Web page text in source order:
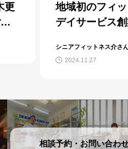
更
地域初のフィ
デイサービス
シニアフィットネス介さ
2024.11.27
相談予約・お問い合わ